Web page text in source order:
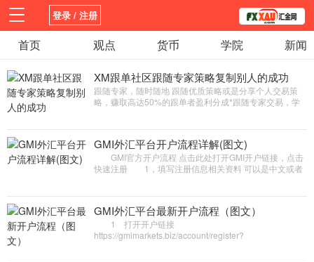
登录 / 注册
首页 新闻 观点 货币
学院
平台
指标EA 书籍 视频
首页 观点 货币 学院 新闻
XM跟单社区跟随专家策略复制别人的成功
跟随专家，随时随地 跟随优质策略或是分享个人交易策
略，赚取高达50%的跟单者盈利分成*跟随专家交易，学
GMI外汇平台开户流程详解(图文)
GMI官方开户流程 点击此处打开GMI开户链接，点击
快速注册 1，填写注册信息相关资料 可以是中文或者
GMI外汇平台最新开户流程（图文）
1 打开开户链接
https://gmimarkets.biz/account/register?